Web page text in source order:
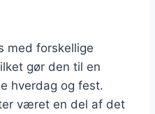
med forskellige
gør den til en
hverdag og fest.
været en del af det